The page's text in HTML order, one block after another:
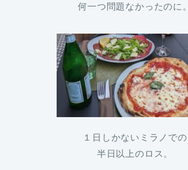
何一つ問題なかったのに。
１日しかないミラノでの
半日以上のロス。